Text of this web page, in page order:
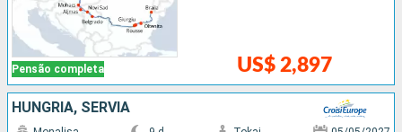
Pensão completa US$ 2,897
HUNGRIA, SÉRVIA